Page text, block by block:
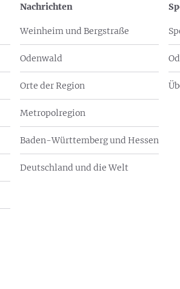
Nachrichten
Weinheim und Bergstraße
Odenwald
Orte der Region
Metropolregion
Baden-Württemberg und Hessen
Deutschland und die Welt